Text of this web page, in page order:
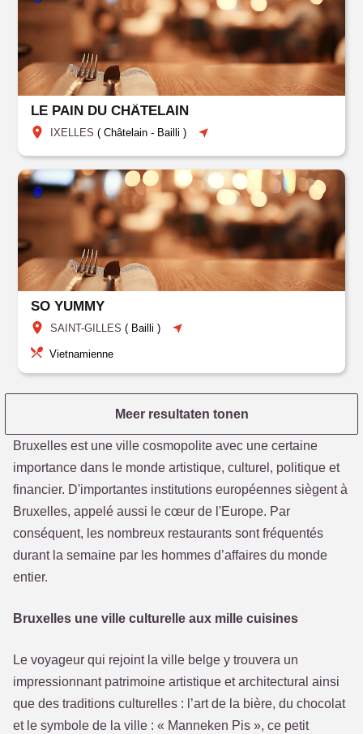
LE PAIN DU CHÂTELAIN
IXELLES (Châtelain - Bailli )
SO YUMMY
SAINT-GILLES ( Bailli )
Vietnamienne
Meer resultaten tonen
Bruxelles est une ville cosmopolite avec une certaine
importance dans le monde artistique, culturel, politique et
financier. D'importantes institutions européennes siègent à
Bruxelles, appelé aussi le cœur de l'Europe. Par
conséquent, les nombreux restaurants sont fréquentés
durant la semaine par les hommes d’affaires du monde
entier.
Bruxelles une ville culturelle aux mille cuisines
Le voyageur qui rejoint la ville belge y trouvera un
impressionnant patrimoine artistique et architectural ainsi
que des traditions culturelles : l’art de la bière, du chocolat
et le symbole de la ville : « Manneken Pis », ce petit